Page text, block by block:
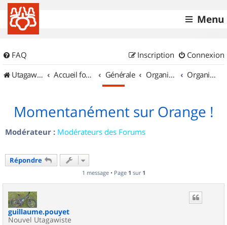
Menu
FAQ Connexion
Inscription
UtagawaVTT (Randos VTT et VTTAE avec traces GPS)
Accueil forum Générale Organisation de sorties & Recherche de partenaires Organisation de sorties en région Provence Alpes Côte d'Azur
Momentanément sur Orange !
Modérateur : Modérateurs des Forums
Répondre
1 message • Page 1 sur 1
guillaume.pouyet
Nouvel Utagawiste